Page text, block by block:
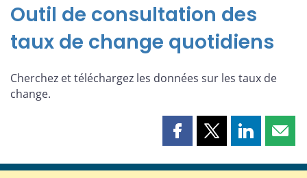
Outil de consultation des
taux de change quotidiens
Cherchez et téléchargez les données sur les taux de
change.
Partager
page
Partager
page
Partager
page page